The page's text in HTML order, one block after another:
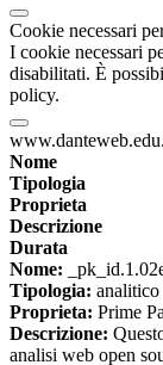
Cookie necessari
I cookie necessari
disabilitati. È
policy.
Nome
Tipologia
Proprieta
Descrizione
Durata
Nome:
Tipologia: analitico
Proprieta: Prime
Descrizione:
analisi web open